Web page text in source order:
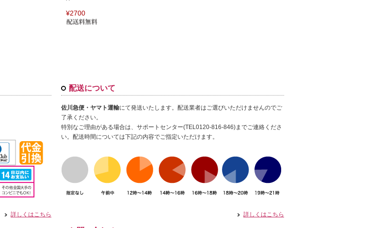
¥2700
詳しくはこちら
配送について
佐川急便・ヤマト運輸にて発送いたします。配送業者はご選びいただけませんのでご
了承ください。
特別なご理由がある場合は、サポートセンター(TEL0120-816-846)までご連絡くださ
い。配送時間については下記の内容でご指定いただけます。
詳しくはこちら